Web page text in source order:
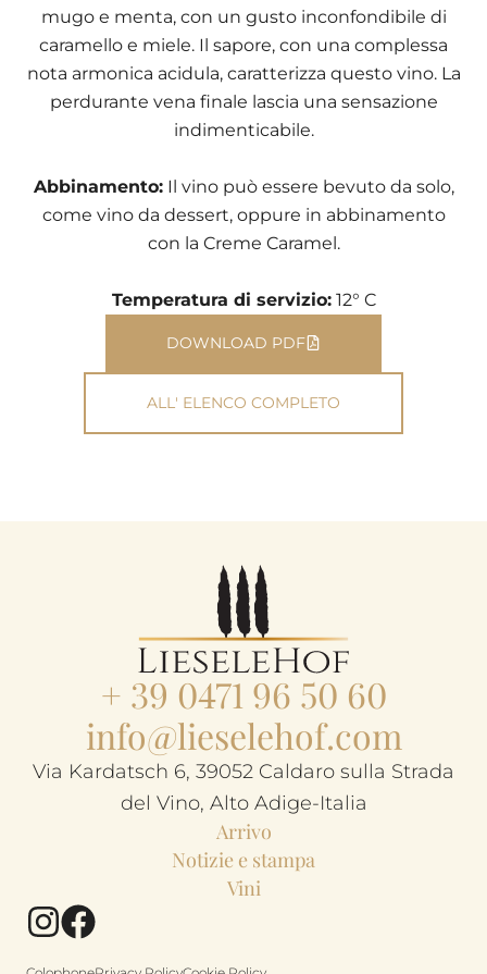
mugo e menta, con un gusto inconfondibile di
caramello e miele. Il sapore, con una complessa
nota armonica acidula, caratterizza questo vino. La
perdurante vena finale lascia una sensazione
indimenticabile.
Abbinamento:Il vino può essere bevuto da solo,
come vino da dessert, oppure in abbinamento
con la Creme Caramel.
Temperatura di servizio:12° C
DOWNLOAD PDF
ALL' ELENCO COMPLETO
+ 39 0471 96 50 60
info@lieselehof.com
Via Kardatsch 6, 39052 Caldaro sulla Strada
del Vino, Alto Adige-Italia
Arrivo
Notizie e stampa
Vini